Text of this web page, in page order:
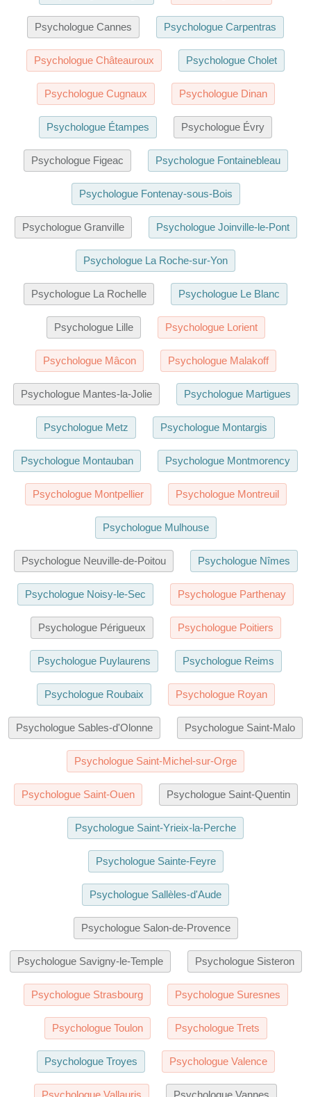
Psychologue Cannes Psychologue Carpentras
Psychologue Châteauroux Psychologue Cholet
Psychologue Cugnaux Psychologue Dinan
Psychologue Étampes Psychologue Évry
Psychologue Figeac Psychologue Fontainebleau
Psychologue Fontenay-sous-Bois
Psychologue Granville Psychologue Joinville-le-Pont
Psychologue La Roche-sur-Yon
Psychologue La Rochelle Psychologue Le Blanc
Psychologue Lille Psychologue Lorient
Psychologue Mâcon Psychologue Malakoff
Psychologue Mantes-la-Jolie Psychologue Martigues
Psychologue Metz Psychologue Montargis
Psychologue Montauban Psychologue Montmorency
Psychologue Montpellier Psychologue Montreuil
Psychologue Mulhouse
Psychologue Neuville-de-Poitou Psychologue Nîmes
Psychologue Noisy-le-Sec Psychologue Parthenay
Psychologue Périgueux Psychologue Poitiers
Psychologue Puylaurens Psychologue Reims
Psychologue Roubaix Psychologue Royan
Psychologue Sables-d'Olonne Psychologue Saint-Malo
Psychologue Saint-Michel-sur-Orge
Psychologue Saint-Ouen Psychologue Saint-Quentin
Psychologue Saint-Yrieix-la-Perche
Psychologue Sainte-Feyre
Psychologue Sallèles-d'Aude
Psychologue Salon-de-Provence
Psychologue Savigny-le-Temple Psychologue Sisteron
Psychologue Strasbourg Psychologue Suresnes
Psychologue Toulon Psychologue Trets
Psychologue Troyes Psychologue Valence